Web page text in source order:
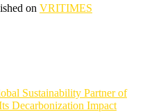
on VRITIMES
Sustainability Partner of
Decarbonization Impact